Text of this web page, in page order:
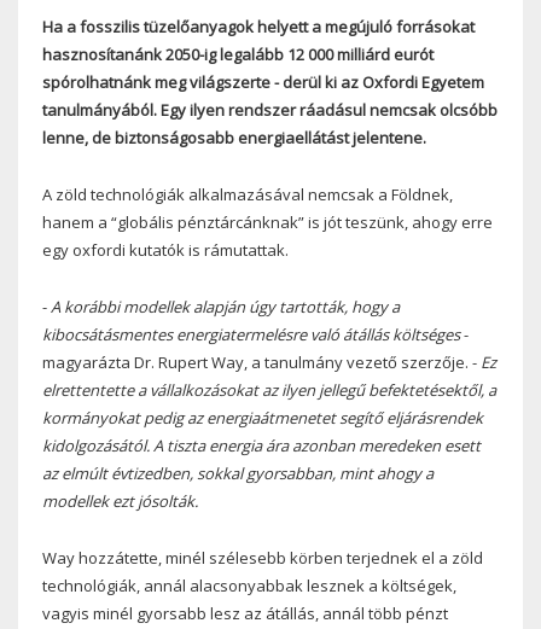
Ha a fosszilis tüzelőanyagok helyett a megújuló forrásokat
hasznosítanánk 2050-ig legalább 12 000 milliárd eurót
spórolhatnánk meg világszerte - derül ki az Oxfordi Egyetem
tanulmányából. Egy ilyen rendszer ráadásul nemcsak olcsóbb
lenne, de biztonságosabb energiaellátást jelentene.
A zöld technológiák alkalmazásával nemcsak a Földnek,
hanem a “globális pénztárcánknak” is jót teszünk, ahogy erre
egy oxfordi kutatók is rámutattak.
-A korábbi modellek alapján úgy tartották, hogy a
kibocsátásmentes energiatermelésre való átállás költséges-
magyarázta Dr. Rupert Way, a tanulmány vezető szerzője. - Ez
elrettentette a vállalkozásokat az ilyen jellegű befektetésektől, a
kormányokat pedig az energiaátmenetet segítő eljárásrendek
kidolgozásától. A tiszta energia ára azonban meredeken esett
az elmúlt évtizedben, sokkal gyorsabban, mint ahogy a
modellek ezt jósolták.
Way hozzátette, minél szélesebb körben terjednek el a zöld
technológiák, annál alacsonyabbak lesznek a költségek,
vagyis minél gyorsabb lesz az átállás, annál több pénzt